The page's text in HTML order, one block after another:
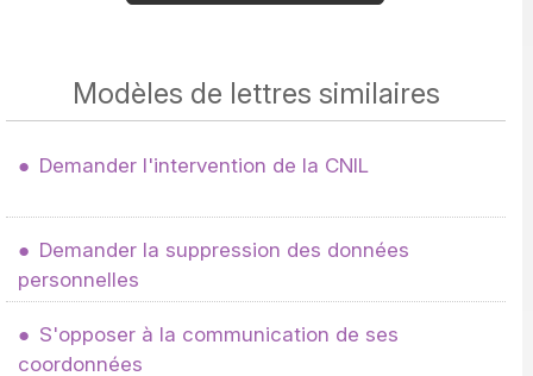
Modèles de lettres similaires
Demander l'intervention de la CNIL
Demander la suppression des données
personnelles
S'opposer à la communication de ses
coordonnées